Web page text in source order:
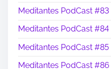
Meditantes PodCast #83
Meditantes PodCast #84
Meditantes PodCast #85
Meditantes PodCast #86